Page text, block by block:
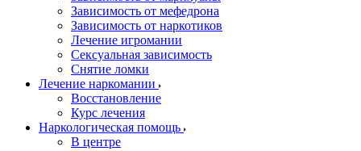
Зависимость от мефедрона
Зависимость от наркотиков
Лечение игромании
Сексуальная зависимость
Снятие ломки
Лечение наркомании
Восстановление
Курс лечения
Наркологическая помощь
В центре